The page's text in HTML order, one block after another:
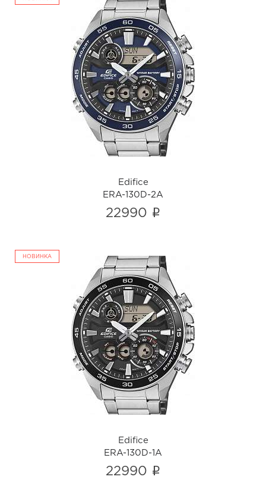
Edifice
ERA-130D-2A
i
Edifice
ERA-130D-2A
22990 i
НОВИНКА
Edifice
ERA-130D-1A
i
Edifice
ERA-130D-1A
22990 i